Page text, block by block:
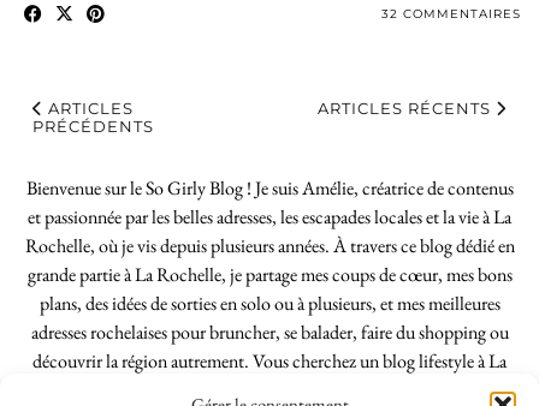
32 COMMENTAIRES
ARTICLES
PRÉCÉDENTS
ARTICLES RÉCENTS
Bienvenue sur le So Girly Blog ! Je suis Amélie, créatrice de contenus
et passionnée par les belles adresses, les escapades locales et la vie à La
Rochelle, où je vis depuis plusieurs années. À travers ce blog dédié en
grande partie à La Rochelle, je partage mes coups de cœur, mes bons
plans, des idées de sorties en solo ou à plusieurs, et mes meilleures
adresses rochelaises pour bruncher, se balader, faire du shopping ou
découvrir la région autrement. Vous cherchez un blog lifestyle à La
Rochelle, tenu par une locale ? Vous êtes au bon endroit. Que vous